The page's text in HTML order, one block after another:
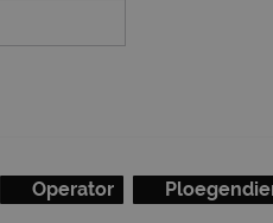
Operator